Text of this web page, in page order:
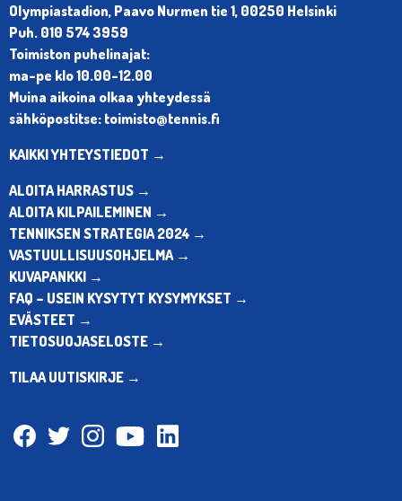
Olympiastadion, Paavo Nurmen tie 1, 00250 Helsinki
Puh. 010 574 3959
Toimiston puhelinajat:
ma-pe klo 10.00-12.00
Muina aikoina olkaa yhteydessä
sähköpostitse: toimisto@tennis.fi
KAIKKI YHTEYSTIEDOT →
ALOITA HARRASTUS →
ALOITA KILPAILEMINEN →
TENNIKSEN STRATEGIA 2024 →
VASTUULLISUUSOHJELMA →
KUVAPANKKI →
FAQ – USEIN KYSYTYT KYSYMYKSET →
EVÄSTEET →
TIETOSUOJASELOSTE →
TILAA UUTISKIRJE →